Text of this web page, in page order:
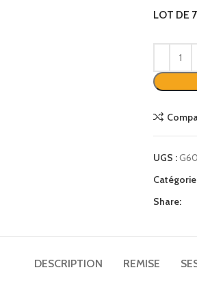
TV UHD 50″ hôtel Telefunken
Mini bar noir thermoélectrique porte
LOT DE
UGS :
Share:
DESCRIPTION REMISE